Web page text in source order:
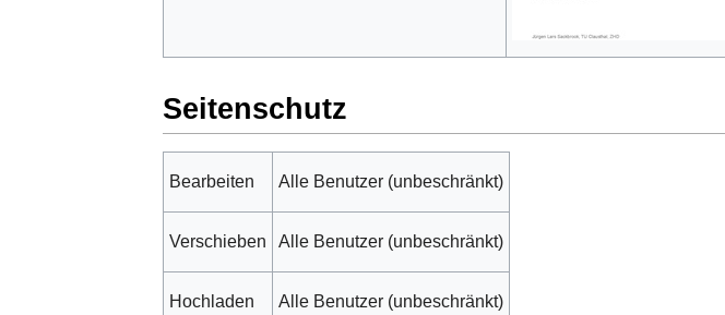
Seitenschutz
Bearbeiten Alle Benutzer (unbeschränkt)
Verschieben Alle Benutzer (unbeschränkt)
Hochladen Alle Benutzer (unbeschränkt)